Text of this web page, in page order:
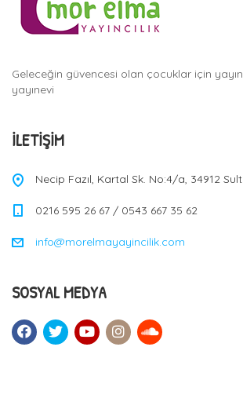
a
t
o
n
Geleceğin güvencesi olan çocuklar için
yayınevi
İLETIŞIM
Necip Fazıl, Kartal Sk. No:4/a, 34912
0216 595 26 67 / 0543 667 35 62
info@morelmayayincilik.com
SOSYAL MEDYA